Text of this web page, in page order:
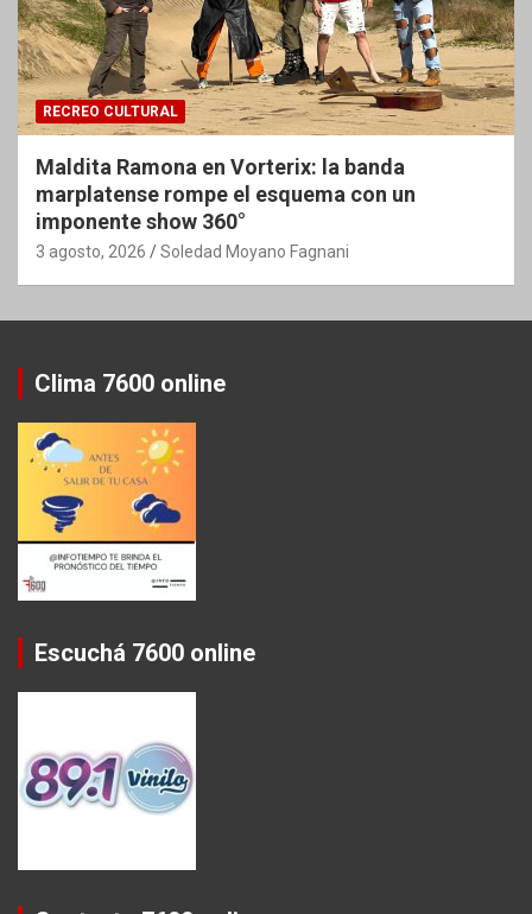
RECREO CULTURAL
Maldita Ramona en Vorterix: la banda
marplatense rompe el esquema con un
imponente show 360°
3 agosto, 2026 Soledad Moyano Fagnani
Clima 7600 online
Escuchá 7600 online